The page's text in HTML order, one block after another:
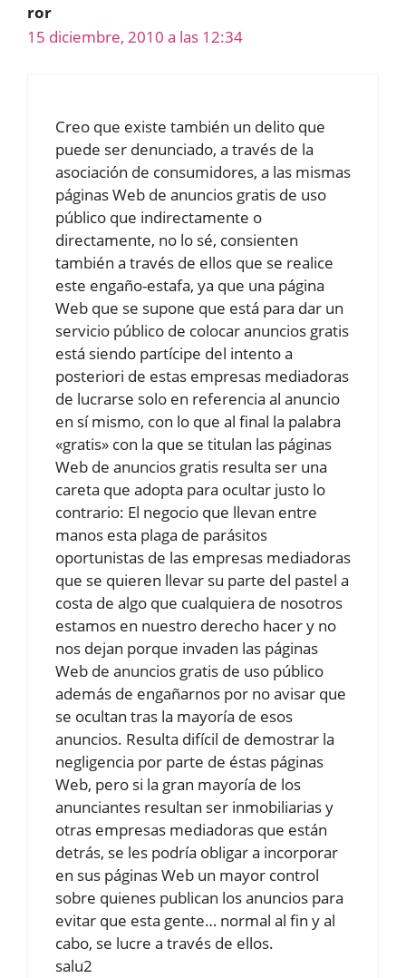
ror
15 diciembre, 2010 a las 12:34
Creo que existe también un delito que
puede ser denunciado, a través de la
asociación de consumidores, a las mismas
páginas Web de anuncios gratis de uso
público que indirectamente o
directamente, no lo sé, consienten
también a través de ellos que se realice
este engaño-estafa, ya que una página
Web que se supone que está para dar un
servicio público de colocar anuncios gratis
está siendo partícipe del intento a
posteriori de estas empresas mediadoras
de lucrarse solo en referencia al anuncio
en sí mismo, con lo que al final la palabra
«gratis» con la que se titulan las páginas
Web de anuncios gratis resulta ser una
careta que adopta para ocultar justo lo
contrario: El negocio que llevan entre
manos esta plaga de parásitos
oportunistas de las empresas mediadoras
que se quieren llevar su parte del pastel a
costa de algo que cualquiera de nosotros
estamos en nuestro derecho hacer y no
nos dejan porque invaden las páginas
Web de anuncios gratis de uso público
además de engañarnos por no avisar que
se ocultan tras la mayoría de esos
anuncios. Resulta difícil de demostrar la
negligencia por parte de éstas páginas
Web, pero si la gran mayoría de los
anunciantes resultan ser inmobiliarias y
otras empresas mediadoras que están
detrás, se les podría obligar a incorporar
en sus páginas Web un mayor control
sobre quienes publican los anuncios para
evitar que esta gente… normal al fin y al
cabo, se lucre a través de ellos.
salu2